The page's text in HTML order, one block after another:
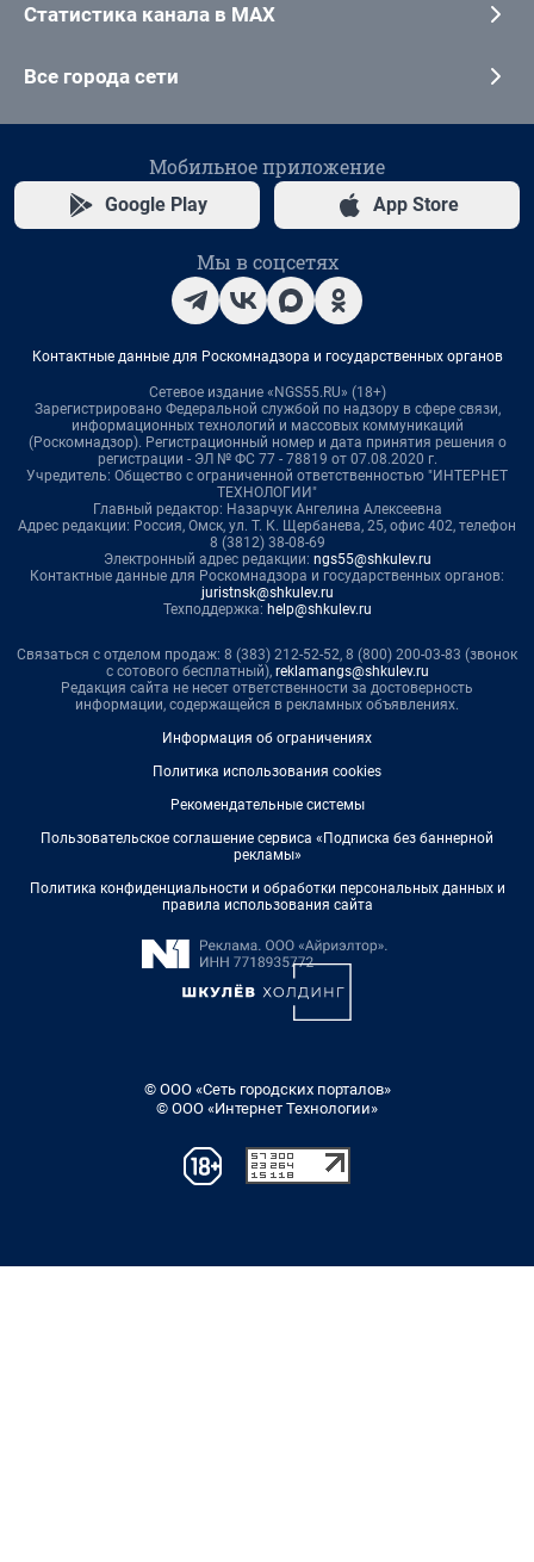
Статистика канала в MAX
Все города сети
Мобильное приложение
Google Play App Store
Мы в соцсетях
Контактные данные для Роскомнадзора и государственных органов
Сетевое издание «NGS55.RU» (18+)
Зарегистрировано Федеральной службой по надзору в сфере связи,
информационных технологий и массовых коммуникаций
(Роскомнадзор). Регистрационный номер и дата принятия решения о
регистрации - ЭЛ № ФС 77 - 78819 от 07.08.2020 г.
Учредитель: Общество с ограниченной ответственностью "ИНТЕРНЕТ
ТЕХНОЛОГИИ"
Главный редактор: Назарчук Ангелина Алексеевна
Адрес редакции: Россия, Омск, ул. Т. К. Щербанева, 25, офис 402, телефон
8 (3812) 38-08-69
Электронный адрес редакции: ngs55@shkulev.ru
Контактные данные для Роскомнадзора и государственных органов:
juristnsk@shkulev.ru
Техподдержка: help@shkulev.ru
Связаться с отделом продаж: 8 (383) 212-52-52, 8 (800) 200-03-83 (звонок
с сотового бесплатный), reklamangs@shkulev.ru
Редакция сайта не несет ответственности за достоверность
информации, содержащейся в рекламных объявлениях.
Информация об ограничениях
Политика использования cookies
Рекомендательные системы
Пользовательское соглашение сервиса «Подписка без баннерной
рекламы»
Политика конфиденциальности и обработки персональных данных и
правила использования сайта
© ООО «Сеть городских порталов»
© ООО «Интернет Технологии»